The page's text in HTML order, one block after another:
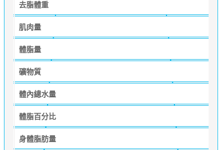
去脂體重
肌肉量
體脂量
礦物質
體內總水量
體脂百分比
身體脂肪量